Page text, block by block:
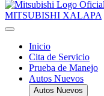
MITSUBISHI XALAPA
Inicio
Cita de Servicio
Prueba de Manejo
Autos Nuevos
Autos Nuevos